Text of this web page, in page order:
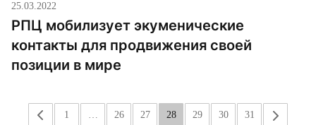
25.03.2022
РПЦ мобилизует экуменические
контакты для продвижения своей
позиции в мире
« 1 26 27 28 29 30 31 »